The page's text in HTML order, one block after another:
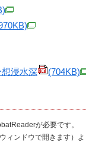
浸水深
(704KB)
が必要です。
ィンドウで開きます）